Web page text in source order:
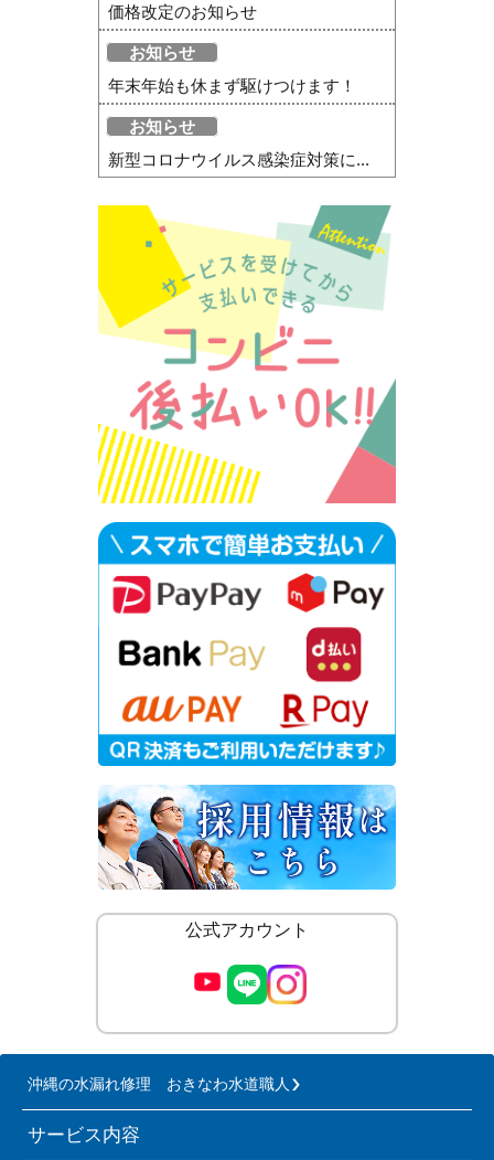
価格改定のお知らせ
お知らせ
年末年始も休まず駆けつけます！
お知らせ
新型コロナウイルス感染症対策に...
公式アカウント
沖縄の水漏れ修理 おきなわ水道職人
サービス内容